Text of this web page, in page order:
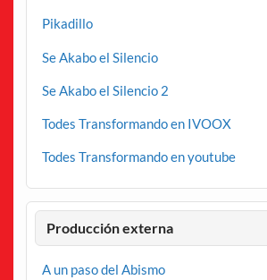
Pikadillo
Se Akabo el Silencio
Se Akabo el Silencio 2
Todes Transformando en IVOOX
Todes Transformando en youtube
Producción externa
A un paso del Abismo